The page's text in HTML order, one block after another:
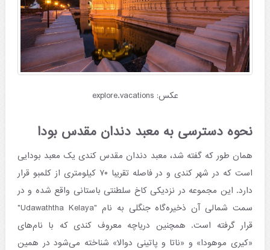
عکس: explore.vacations
نحوه دسترسی به معبد دندان مقدس بودا
همان طور که گفته شد، معبد دندان مقدس کندی یک معبد بودایی
است که در شهر کندی و در فاصله تقریبا ۷۰ کیلومتری از کلمبو قرار
دارد. این مجموعه در نزدیکی کاخ سلطنتی باستانی واقع شده و در
سمت شمالی آن ذخیره‌گاه جنگلی به نام "Udawaththa Kelaya"
قرار گرفته است. همچنین دریاچه معروف کندی که با نام‌های
«کیری موهودا» و «ناتا و پاتینی دوالا» شناخته می‌شود در همین